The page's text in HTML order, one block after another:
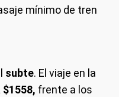
mínimo de tren
subte. El viaje en la
frente a los